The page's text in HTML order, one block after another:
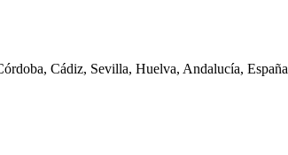
Cádiz, Sevilla, Huelva, Andalucía, España